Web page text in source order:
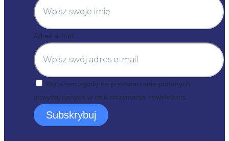
Adres e-mail
Wyrażam zgodę na przetwarzanie podanych
powyżej danych w celu otrzymania newslettera.
Subskrybuj